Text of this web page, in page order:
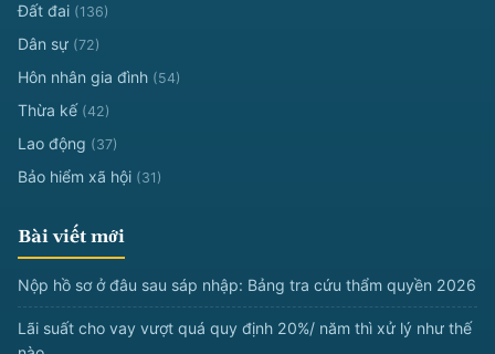
Đất đai (136)
Dân sự (72)
Hôn nhân gia đình (54)
Thừa kế (42)
Lao động (37)
Bảo hiểm xã hội (31)
Bài viết mới
Nộp hồ sơ ở đâu sau sáp nhập: Bảng tra cứu thẩm quyền 2026
Lãi suất cho vay vượt quá quy định 20%/ năm thì xử lý như thế